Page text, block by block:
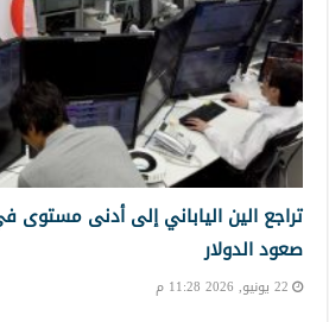
صعود الدولار
22 يونيو, 2026 11:28 م